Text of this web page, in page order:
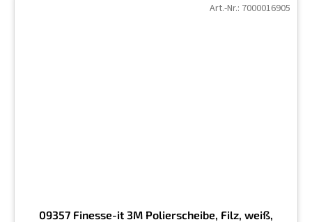
09357 Finesse-it 3M Polierscheibe, Filz, weiß,
Art.-Nr.: 7000016905